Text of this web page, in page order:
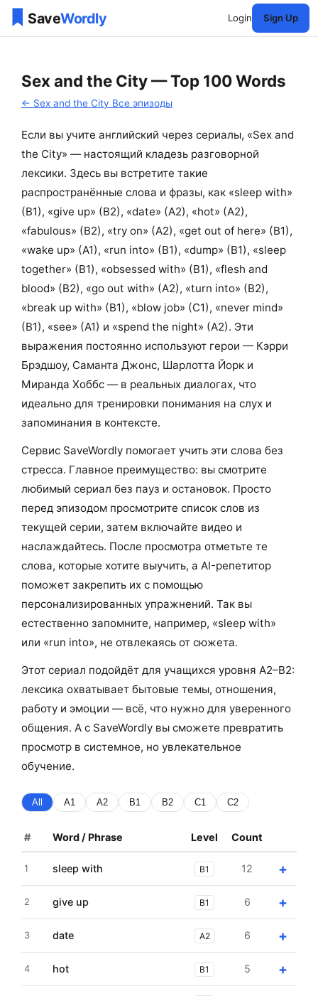
Login Sign Up
Sex and the City — Top 100 Words
← Sex and the City Все эпизоды
Если вы учите английский через сериалы, «Sex and
the City» — настоящий кладезь разговорной
лексики. Здесь вы встретите такие
распространённые слова и фразы, как «sleep with»
(B1), «give up» (B2), «date» (A2), «hot» (A2),
«fabulous» (B2), «try on» (A2), «get out of here» (B1),
«wake up» (A1), «run into» (B1), «dump» (B1), «sleep
together» (B1), «obsessed with» (B1), «flesh and
blood» (B2), «go out with» (A2), «turn into» (B2),
«break up with» (B1), «blow job» (C1), «never mind»
(B1), «see» (A1) и «spend the night» (A2). Эти
выражения постоянно используют герои — Кэрри
Брэдшоу, Саманта Джонс, Шарлотта Йорк и
Миранда Хоббс — в реальных диалогах, что
идеально для тренировки понимания на слух и
запоминания в контексте.
Сервис SaveWordly помогает учить эти слова без
стресса. Главное преимущество: вы смотрите
любимый сериал без пауз и остановок. Просто
перед эпизодом просмотрите список слов из
текущей серии, затем включайте видео и
наслаждайтесь. После просмотра отметьте те
слова, которые хотите выучить, а AI-репетитор
поможет закрепить их с помощью
персонализированных упражнений. Так вы
естественно запомните, например, «sleep with»
или «run into», не отвлекаясь от сюжета.
Этот сериал подойдёт для учащихся уровня A2–B2:
лексика охватывает бытовые темы, отношения,
работу и эмоции — всё, что нужно для уверенного
общения. А с SaveWordly вы сможете превратить
просмотр в системное, но увлекательное
обучение.
All A1 A2 B1 B2 C1 C2
# Word / Phrase Level Count
1 sleep with B1 12 +
2 give up B1 6 +
3 date A2 6 +
4 hot B1 5 +